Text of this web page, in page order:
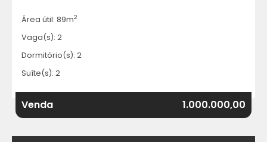
Área útil: 89m2
Vaga(s): 2
Dormitório(s): 2
Suíte(s): 2
Venda 1.000.000,00